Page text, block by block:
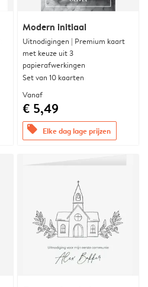
Modern initiaal
Uitnodigingen | Premium kaart
met keuze uit 3
papierafwerkingen
Set van 10 kaarten
Vanaf
€ 5,49
offers Elke dag lage prijzen